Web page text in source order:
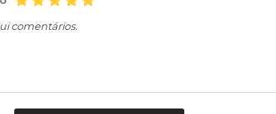
comentários.